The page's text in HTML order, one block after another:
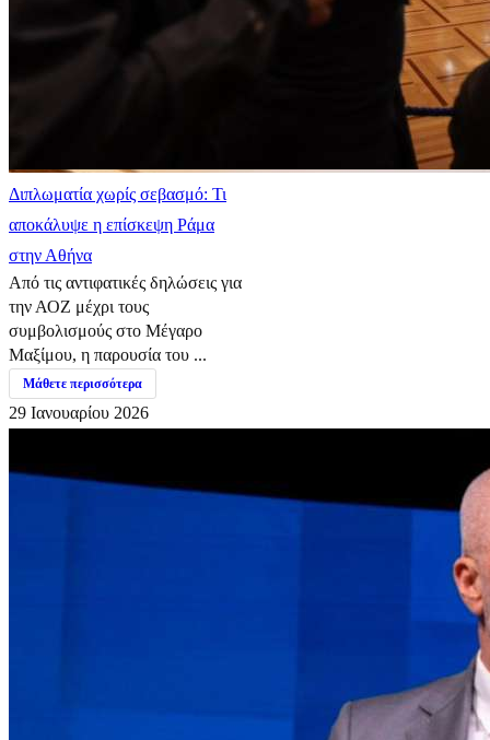
Διπλωματία χωρίς σεβασμό: Τι
αποκάλυψε η επίσκεψη Ράμα
στην Αθήνα
Από τις αντιφατικές δηλώσεις για
την ΑΟΖ μέχρι τους
συμβολισμούς στο Μέγαρο
Μαξίμου, η παρουσία του ...
Μάθετε περισσότερα
29 Ιανουαρίου 2026